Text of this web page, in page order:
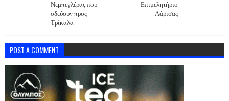
Επιμελητήριο
Λάρισας
Νεμπεγλέρας που
οδεύουν προς
Τρίκαλα
POST A COMMENT